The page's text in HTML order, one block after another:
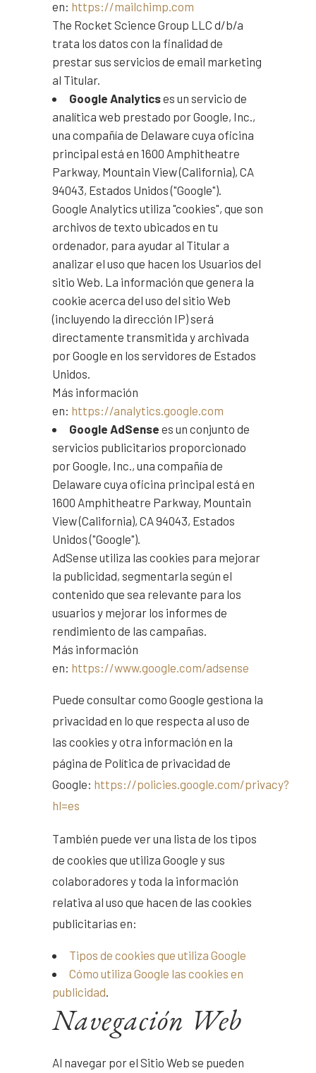
en: https://mailchimp.com
The Rocket Science Group LLC d/b/a
trata los datos con la finalidad de
prestar sus servicios de email marketing
al Titular.
Google Analyticses un servicio de
analítica web prestado por Google, Inc.,
una compañía de Delaware cuya oficina
principal está en 1600 Amphitheatre
Parkway, Mountain View (California), CA
94043, Estados Unidos ("Google").
Google Analytics utiliza "cookies", que son
archivos de texto ubicados en tu
ordenador, para ayudar al Titular a
analizar el uso que hacen los Usuarios del
sitio Web. La información que genera la
cookie acerca del uso del sitio Web
(incluyendo la dirección IP) será
directamente transmitida y archivada
por Google en los servidores de Estados
Unidos.
Más información
en: https://analytics.google.com
Google AdSense es un conjunto de
servicios publicitarios proporcionado
por Google, Inc., una compañía de
Delaware cuya oficina principal está en
1600 Amphitheatre Parkway, Mountain
View (California), CA 94043, Estados
Unidos ("Google").
AdSense utiliza las cookies para mejorar
la publicidad, segmentarla según el
contenido que sea relevante para los
usuarios y mejorar los informes de
rendimiento de las campañas.
Más información
en: https://www.google.com/adsense
Puede consultar como Google gestiona la
privacidad en lo que respecta al uso de
las cookies y otra información en la
página de Política de privacidad de
Google: https://policies.google.com/privacy?
hl=es
También puede ver una lista de los tipos
de cookies que utiliza Google y sus
colaboradores y toda la información
relativa al uso que hacen de las cookies
publicitarias en:
Tipos de cookies que utiliza Google
Cómo utiliza Google las cookies en
publicidad.
Navegación Web
Al navegar por el Sitio Web se pueden